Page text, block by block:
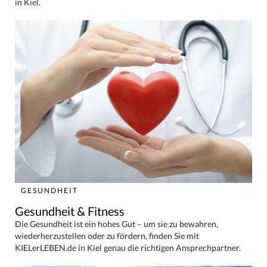
GESUNDHEIT
Gesundheit & Fitness
Die Gesundheit ist ein hohes Gut – um sie zu bewahren,
wiederherzustellen oder zu fördern, finden Sie mit
KIELerLEBEN.de in Kiel genau die richtigen Ansprechpartner.